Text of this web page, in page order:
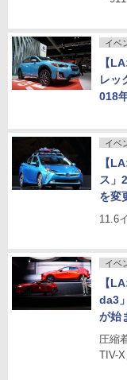
イベ
【
レッ
018
イベ
【
ス」
を変
11.6
イベ
【
da3
が始
圧縮
TIV-